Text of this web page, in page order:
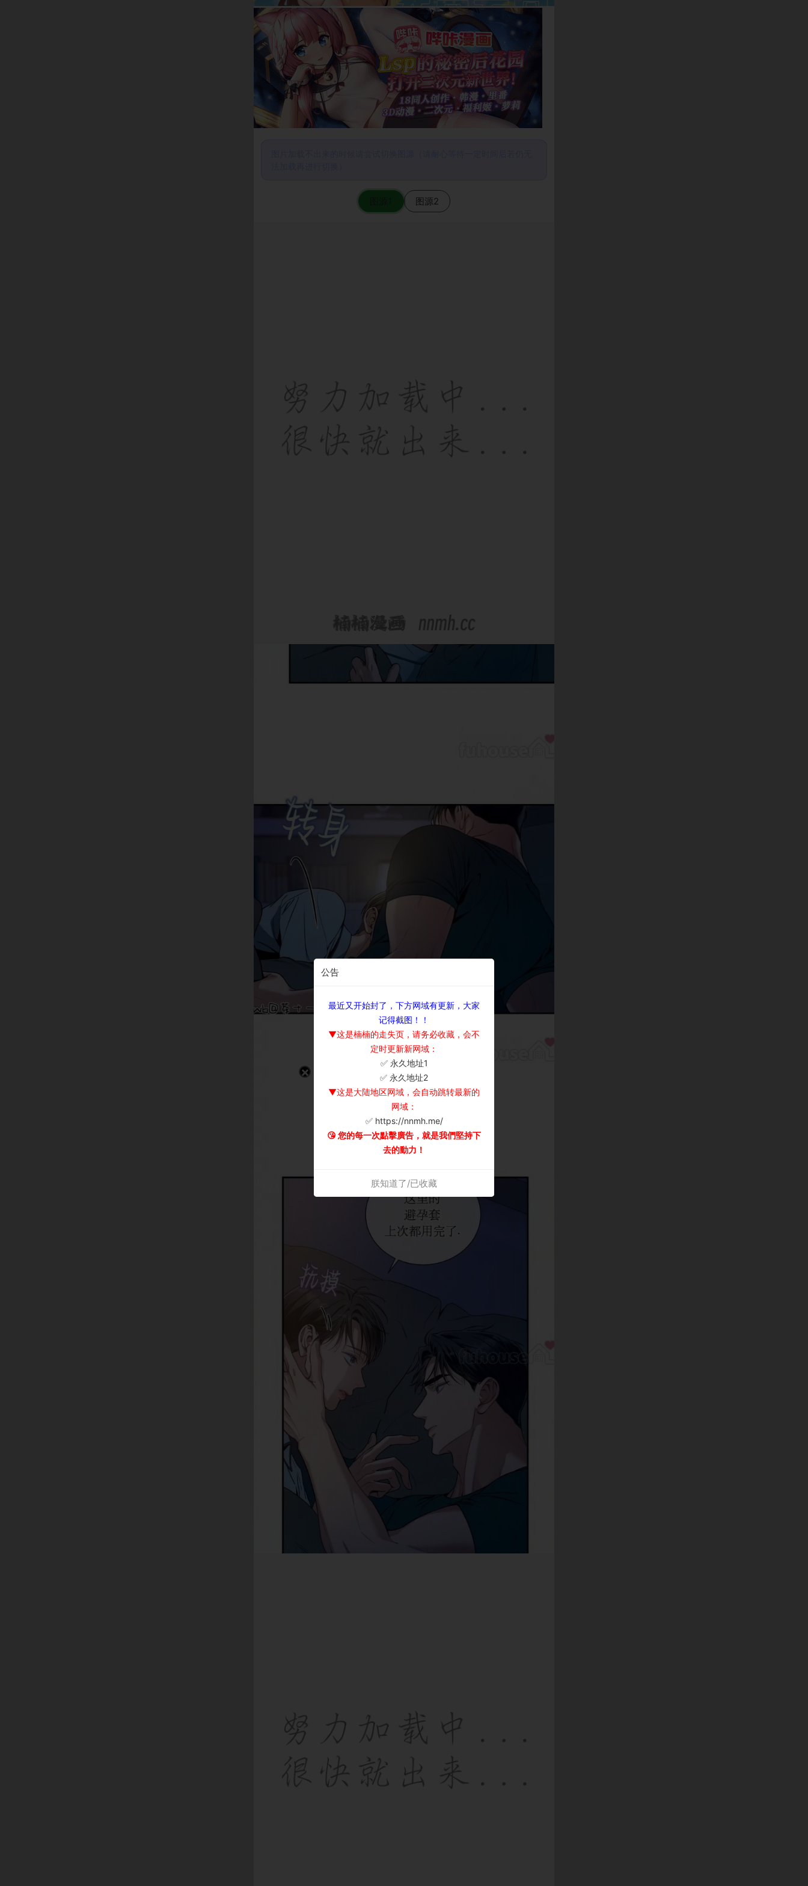
图源2
公告
最近又开始封了，下方网域有更新，大家
记得截图！！
▼这是楠楠的走失页，请务必收藏，会不
定时更新新网域：
✅ 永久地址1
✅ 永久地址2
▼这是大陆地区网域，会自动跳转最新的
网域：
✅ https://nnmh.me/
😘 您的每一次點擊廣告，就是我們堅持下
去的動力！
朕知道了/已收藏
×